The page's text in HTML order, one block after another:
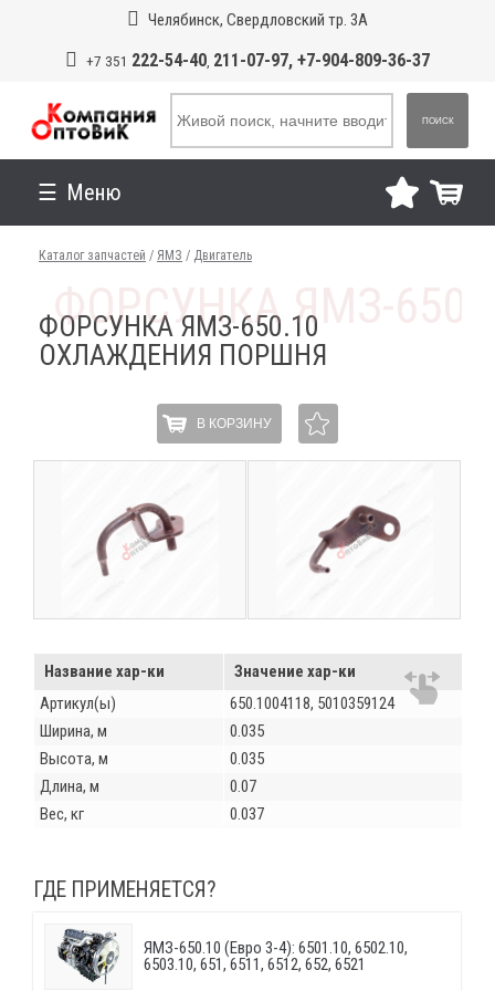
Челябинск, Свердловский тр. 3А
+7 351 222-54-40, 211-07-97, +7-904-809-36-37
ПОИСК
Меню
Каталог запчастей / ЯМЗ / Двигатель
ФОРСУНКА ЯМЗ-650.10
ОХЛАЖДЕНИЯ ПОРШНЯ
В КОРЗИНУ
Название хар-ки
Значение хар-ки
Артикул(ы)
650.1004118, 5010359124
Ширина, м
0.035
Высота, м
0.035
Длина, м
0.07
Вес, кг
0.037
ГДЕ ПРИМЕНЯЕТСЯ?
ЯМЗ-650.10 (Евро 3-4): 6501.10, 6502.10,
6503.10, 651, 6511, 6512, 652, 6521